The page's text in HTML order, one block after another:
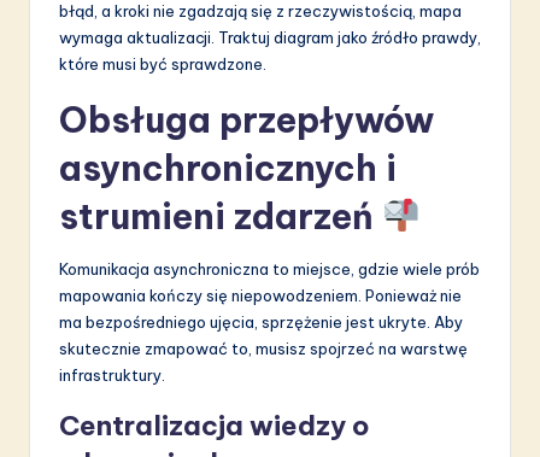
błąd, a kroki nie zgadzają się z rzeczywistością, mapa
wymaga aktualizacji. Traktuj diagram jako źródło prawdy,
które musi być sprawdzone.
Obsługa przepływów
asynchronicznych i
strumieni zdarzeń
Komunikacja asynchroniczna to miejsce, gdzie wiele prób
mapowania kończy się niepowodzeniem. Ponieważ nie
ma bezpośredniego ujęcia, sprzężenie jest ukryte. Aby
skutecznie zmapować to, musisz spojrzeć na warstwę
infrastruktury.
Centralizacja wiedzy o